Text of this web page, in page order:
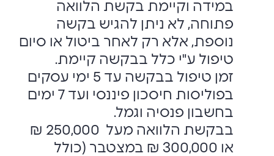
במידה וקיימת בקשת הלוואה
פתוחה, לא ניתן להגיש בקשה
נוספת, אלא רק לאחר ביטול או סיום
טיפול ע"י כלל בבקשה קיימת.
זמן טיפול בבקשה עד 5 ימי עסקים
בפוליסות חיסכון פיננסי ועד 7 ימים
בחשבון פנסיה וגמל.
בבקשת הלוואה מעל 250,000 ₪
או 300,000 ₪ במצטבר (כולל